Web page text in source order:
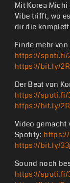
Mit Korea
Vibe trifft, wo
dir die
Finde mehr
https://spoti.fi/
https://bit.ly/
Der Beat von
https://spoti.fi/
https://bit.ly/
Video gemacht
Spotify:
https://bit.ly/
Sound noch
https://spoti.fi/